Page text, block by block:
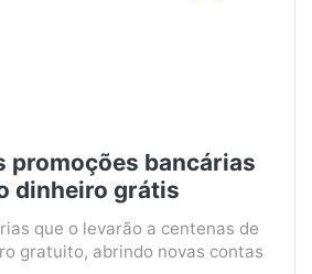
promoções bancárias
dinheiro grátis
que o levarão a centenas de
gratuito, abrindo novas contas